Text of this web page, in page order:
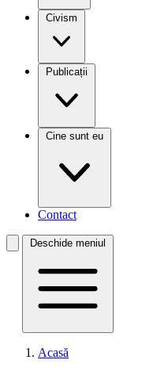
Civism
Publicații
Cine sunt eu
Contact
Deschide meniul
Acasă